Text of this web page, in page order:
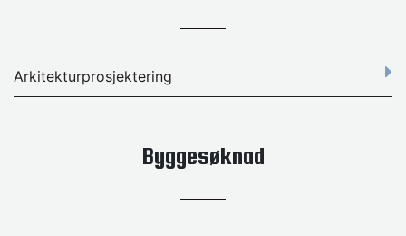
Arkitekturprosjektering
Byggesøknad